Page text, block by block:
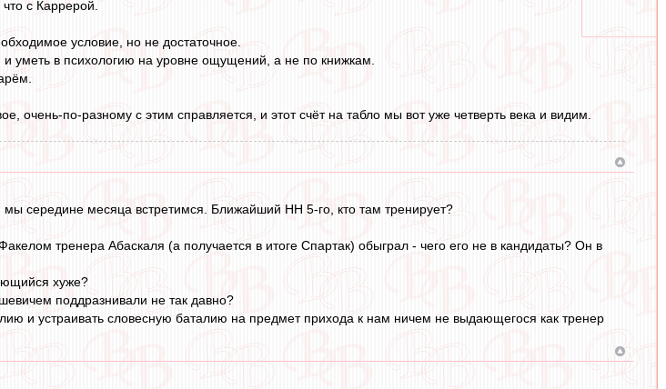
с Каррерой.
условие, но не достаточное.
уметь в психологию на уровне ощущений, а не по книжкам.
очень-по-разному с этим справляется, и этот счёт на табло мы вот уже четверть века и видим.
середине месяца встретимся. Ближайший НН 5-го, кто там тренирует?
тренера Абаскаля (а получается в итоге Спартак) обыграл - чего его не в кандидаты? Он в
хуже?
поддразнивали не так давно?
и устраивать словесную баталию на предмет прихода к нам ничем не выдающегося как тренер